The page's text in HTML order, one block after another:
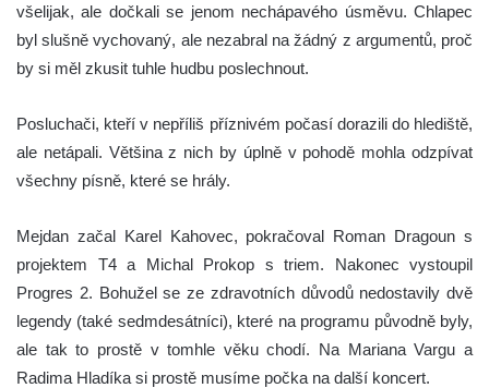
všelijak, ale dočkali se jenom nechápavého úsměvu. Chlapec
byl slušně vychovaný, ale nezabral na žádný z argumentů, proč
by si měl zkusit tuhle hudbu poslechnout.
Posluchači, kteří v nepříliš příznivém počasí dorazili do hlediště,
ale netápali. Většina z nich by úplně v pohodě mohla odzpívat
všechny písně, které se hrály.
Mejdan začal Karel Kahovec, pokračoval Roman Dragoun s
projektem T4 a Michal Prokop s triem. Nakonec vystoupil
Progres 2. Bohužel se ze zdravotních důvodů nedostavily dvě
legendy (také sedmdesátníci), které na programu původně byly,
ale tak to prostě v tomhle věku chodí. Na Mariana Vargu a
Radima Hladíka si prostě musíme počka na další koncert.